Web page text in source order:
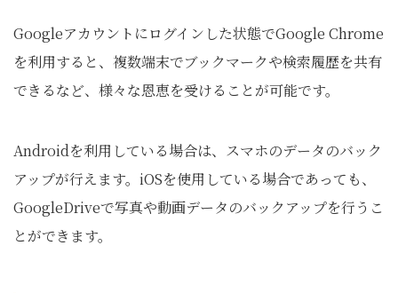
Googleアカウントにログインした状態でGoogle Chrome
を利用すると、複数端末でブックマークや検索履歴を共有
できるなど、様々な恩恵を受けることが可能です。
Androidを利用している場合は、スマホのデータのバック
アップが行えます。iOSを使用している場合であっても、
GoogleDriveで写真や動画データのバックアップを行うこ
とができます。